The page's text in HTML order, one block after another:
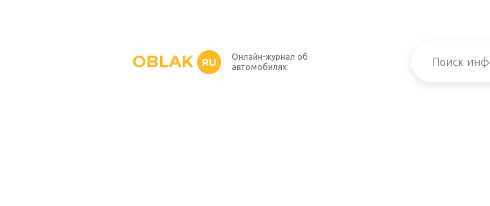
OBLAK RU
Онлайн-журнал об
автомобилях